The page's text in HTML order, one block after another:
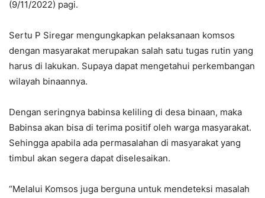
(9/11/2022) pagi.
Sertu P Siregar mengungkapkan pelaksanaan komsos
dengan masyarakat merupakan salah satu tugas rutin yang
harus di lakukan. Supaya dapat mengetahui perkembangan
wilayah binaannya.
Dengan seringnya babinsa keliling di desa binaan, maka
Babinsa akan bisa di terima positif oleh warga masyarakat.
Sehingga apabila ada permasalahan di masyarakat yang
timbul akan segera dapat diselesaikan.
“Melalui Komsos juga berguna untuk mendeteksi masalah